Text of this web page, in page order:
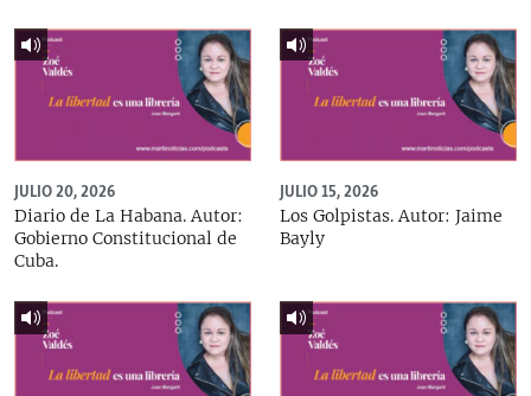
JULIO 20, 2026
Diario de La Habana. Autor:
Gobierno Constitucional de
Cuba.
JULIO 15, 2026
Los Golpistas. Autor: Jaime
Bayly